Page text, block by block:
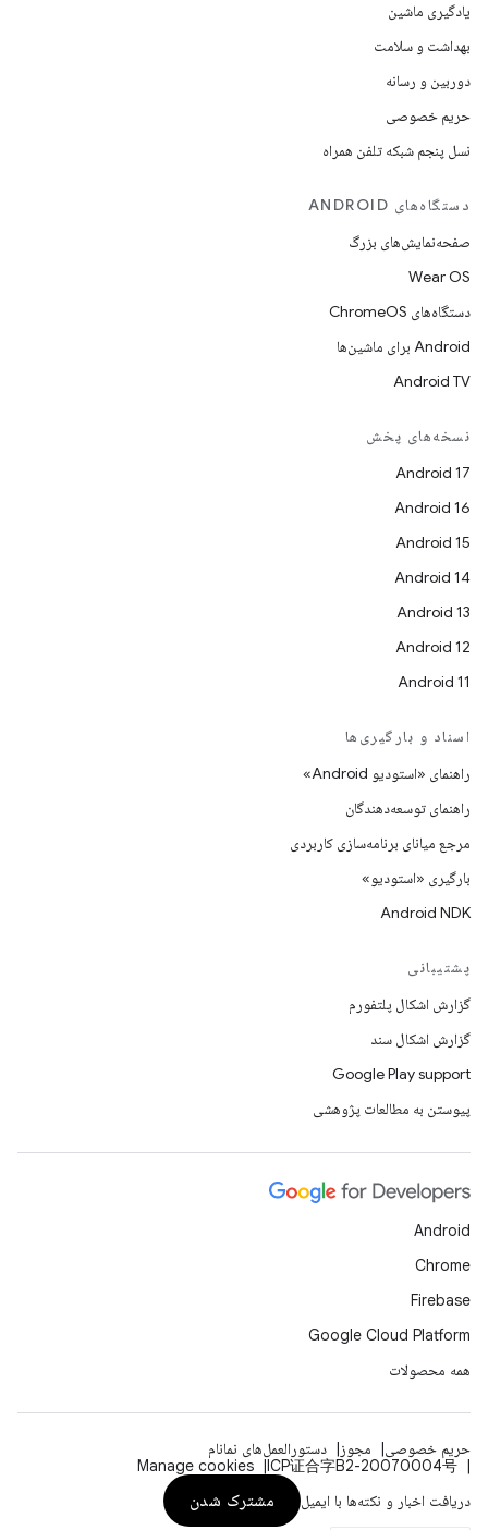
یادگیری ماشین
بهداشت و سلامت
دوربین و رسانه
حریم خصوصی
نسل پنجم شبکه تلفن همراه
دستگاه‌های ANDROID
صفحه‌نمایش‌های بزرگ
Wear OS
دستگاه‌های ChromeOS
Android برای ماشین‌ها
Android TV
نسخه‌های پخش
Android 17
Android 16
Android 15
Android 14
Android 13
Android 12
Android 11
اسناد و بارگیری‌ها
راهنمای «استودیو Android»
راهنمای توسعه‌دهندگان
مرجع میانای برنامه‌سازی کاربردی
بارگیری «استودیو»
Android NDK
پشتیبانی
گزارش اشکال پلتفورم
گزارش اشکال سند
Google Play support
پیوستن به مطالعات پژوهشی
Android
Chrome
Firebase
Google Cloud Platform
همه محصولات
حریم خصوصی مجوز
دستورالعمل‌های نمانام
ICP证合字B2-20070004号
Manage cookies
دریافت اخبار و نکته‌ها با ایمیل
مشترک شدن